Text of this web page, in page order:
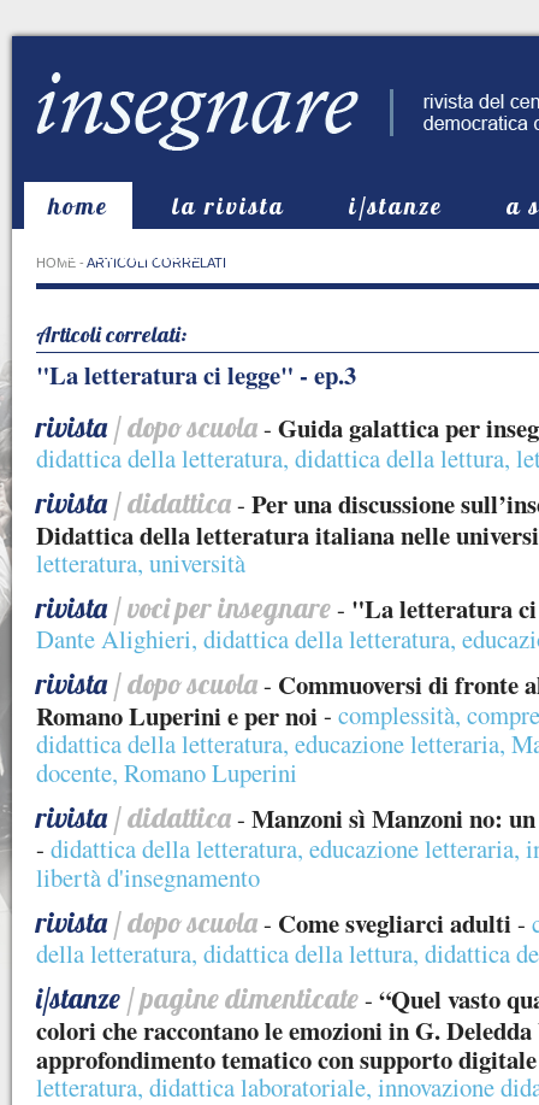
home la rivista i/stanze
a
in evidenza
HOME - ARTICOLI CORRELATI
Articoli correlati:
"La letteratura ci legge" - ep.3
rivista/ dopo scuola- Guida galattica per
didattica della letteratura, didattica della lettura,
rivista/ didattica- Per una discussione
Didattica della letteratura italiana nelle
letteratura, università
rivista/ voci per insegnare- "La letteratura ci
Dante Alighieri, didattica della letteratura,
rivista/ dopo scuola- Commuoversi di fronte
Romano Luperini e per noi - complessità,
didattica della letteratura, educazione letteraria,
docente, Romano Luperini
rivista/ didattica- Manzoni sì Manzoni no:
- didattica della letteratura, educazione letteraria,
libertà d'insegnamento
rivista/ dopo scuola- Come svegliarci adulti-
della letteratura, didattica della lettura, didattica
i/stanze / pagine dimenticate- “Quel vasto
colori che raccontano le emozioni in G.
approfondimento tematico con supporto digitale
letteratura, didattica laboratoriale, innovazione